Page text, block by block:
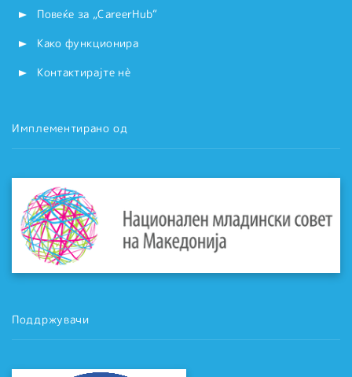
Повеќе за „CareerHub“
Како функционира
Контактирајте нѐ
Имплементирано од
Поддржувачи